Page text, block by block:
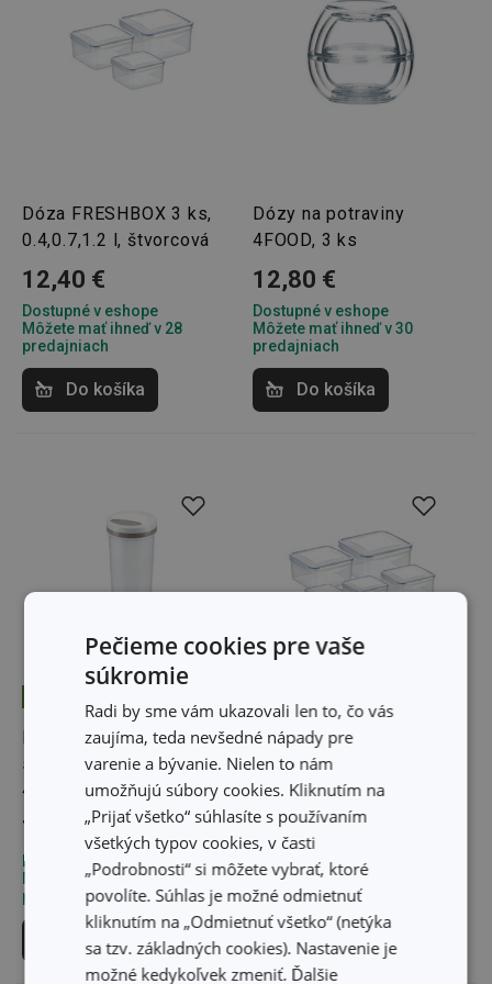
Dóza FRESHBOX 3 ks,
0.4,0.7,1.2 l, štvorcová
12,40 €
Dostupné v eshope
Môžete mať ihneď v 28
predajniach
Do košíka
Dózy na potraviny
4FOOD, 3 ks
12,80 €
Dostupné v eshope
Môžete mať ihneď v 30
predajniach
Do košíka
Dóza na špagety
s dávkovacím uzáverom
4FOOD 1,6 l
7,40 €
Dostupné v eshope
Môžete mať ihneď v 31
predajniach
Do košíka
Dóza FRESHBOX 5 ks,
štvorcová
25,70 €
Dostupné v eshope
Môžete mať ihneď v 27
predajniach
Do košíka
Pečieme cookies pre vaše
súkromie
Radi by sme vám ukazovali len to, čo vás
zaujíma, teda nevšedné nápady pre
varenie a bývanie. Nielen to nám
umožňujú súbory cookies. Kliknutím na
„Prijať všetko“ súhlasíte s používaním
všetkých typov cookies, v časti
„Podrobnosti“ si môžete vybrať, ktoré
povolíte. Súhlas je možné odmietnuť
kliknutím na „Odmietnuť všetko“ (netýka
sa tzv. základných cookies). Nastavenie je
možné kedykoľvek zmeniť. Ďalšie